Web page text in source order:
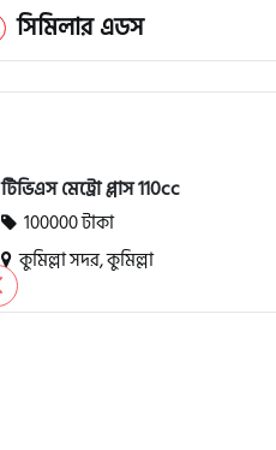
সিমিলার এডস
টিভিএস মেট্রো প্লাস 110cc
100000 টাকা
কুমিল্লা সদর, কুমিল্লা